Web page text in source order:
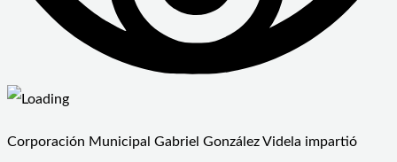
Corporación Municipal Gabriel González Videla impartió